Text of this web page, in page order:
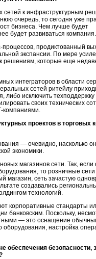
сетей к инфраструктурным
очередь, то сегодня уже
бизнеса. Чем лучше будет
будет развиваться компания.
процессов, продиктованный
экспансии. По мере
решениям, которые еще
интеграторов в области
сетей ритейлу
исключить техподдержку
своих технических
компаниями.
проектов в торговых
— очевидно, насколько
экономики.
магазинов сети. Так, если
то розничные
магазин, сеть зачастую
создавались
технологий.
корпоративные стандарты
банковским. Поскольку,
— это оснащение
оборудования, настройка
обеспечения безопасности,